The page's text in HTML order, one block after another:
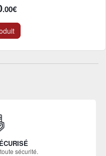
.00€
sécurité.